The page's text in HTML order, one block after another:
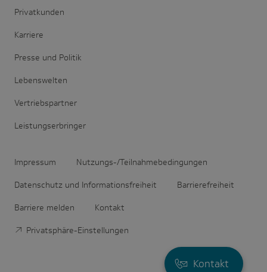
Kontakt
Privatkunden
Karriere
Presse und Politik
Lebenswelten
Vertriebspartner
Leistungserbringer
Impressum Nutzungs-/Teilnahmebedingungen
Datenschutz und Informationsfreiheit Barrierefreiheit
Barriere melden Kontakt
Privatsphäre-Einstellungen